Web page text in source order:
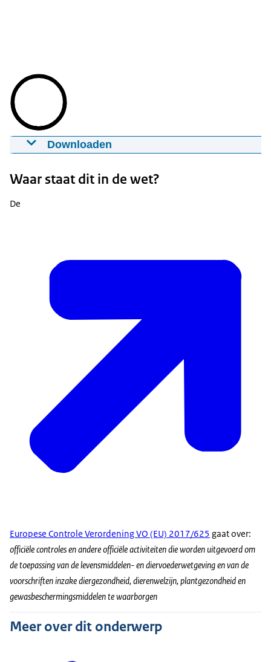
Downloaden
04-02-2021 00:02:42 mp4 151,4 MB
Waar staat dit in de wet?
De
Europese Controle Verordening VO (EU) 2017/625 gaat over:
officiële controles en andere officiële activiteiten die worden uitgevoerd om
de toepassing van de levensmiddelen- en diervoederwetgeving en van de
voorschriften inzake diergezondheid, dierenwelzijn, plantgezondheid en
gewasbeschermingsmiddelen te waarborgen
Meer over dit onderwerp